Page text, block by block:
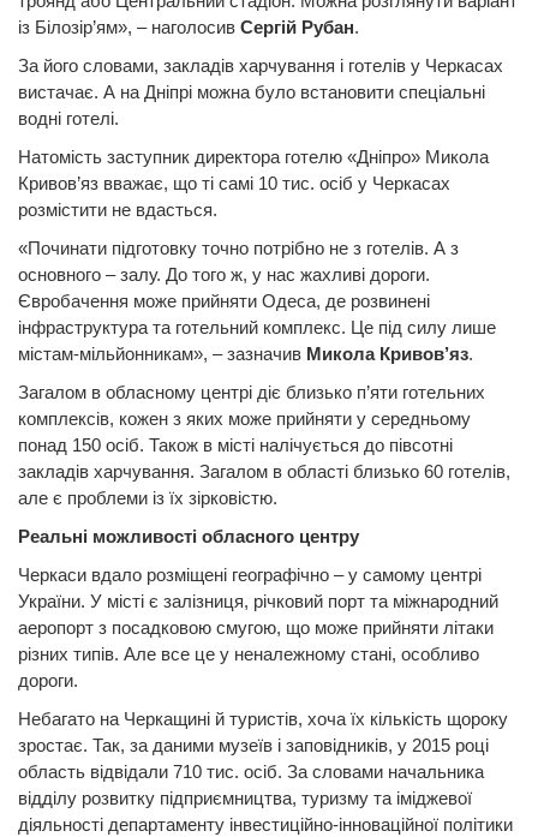
із Білозір’ям», – наголосив Сергій Рубан.
За його словами, закладів харчування і готелів у Черкасах
вистачає. А на Дніпрі можна було встановити спеціальні
водні готелі.
Натомість заступник директора готелю «Дніпро» Микола
Кривов’яз вважає, що ті самі 10 тис. осіб у Черкасах
розмістити не вдасться.
«Починати підготовку точно потрібно не з готелів. А з
основного – залу. До того ж, у нас жахливі дороги.
Євробачення може прийняти Одеса, де розвинені
інфраструктура та готельний комплекс. Це під силу лише
містам-мільйонникам», – зазначив Микола Кривов’яз.
Загалом в обласному центрі діє близько п’яти готельних
комплексів, кожен з яких може прийняти у середньому
понад 150 осіб. Також в місті налічується до півсотні
закладів харчування. Загалом в області близько 60 готелів,
але є проблеми із їх зірковістю.
Реальні можливості обласного центру
Черкаси вдало розміщені географічно – у самому центрі
України. У місті є залізниця, річковий порт та міжнародний
аеропорт з посадковою смугою, що може прийняти літаки
різних типів. Але все це у неналежному стані, особливо
дороги.
Небагато на Черкащині й туристів, хоча їх кількість щороку
зростає. Так, за даними музеїв і заповідників, у 2015 році
область відвідали 710 тис. осіб. За словами начальника
відділу розвитку підприємництва, туризму та іміджевої
діяльності департаменту інвестиційно-інноваційної політики